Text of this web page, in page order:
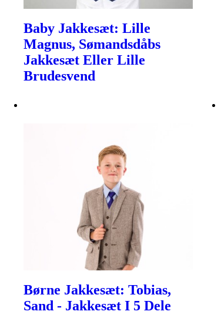
Baby Jakkesæt: Lille
Magnus, Sømandsdåbs
Jakkesæt Eller Lille
Brudesvend
Børne Jakkesæt: Tobias,
Sand - Jakkesæt I 5 Dele